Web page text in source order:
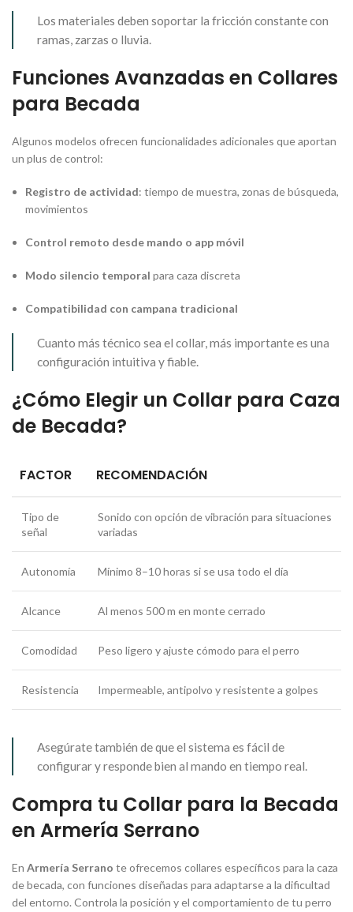
Los materiales deben soportar la fricción constante con
ramas, zarzas o lluvia.
Funciones Avanzadas en Collares
para Becada
Algunos modelos ofrecen funcionalidades adicionales que aportan
un plus de control:
Registro de actividad: tiempo de muestra, zonas de búsqueda,
movimientos
Control remoto desde mando o app móvil
Modo silencio temporal para caza discreta
Compatibilidad con campana tradicional
Cuanto más técnico sea el collar, más importante es una
configuración intuitiva y fiable.
¿Cómo Elegir un Collar para Caza
de Becada?
FACTOR RECOMENDACIÓN
Tipo de
señal
Sonido con opción de vibración para situaciones
variadas
Autonomía Mínimo 8–10 horas si se usa todo el día
Alcance Al menos 500 m en monte cerrado
Comodidad Peso ligero y ajuste cómodo para el perro
Resistencia Impermeable, antipolvo y resistente a golpes
Asegúrate también de que el sistema es fácil de
configurar y responde bien al mando en tiempo real.
Compra tu Collar para la Becada
en Armería Serrano
En Armería Serrano te ofrecemos collares específicos para la caza
de becada, con funciones diseñadas para adaptarse a la dificultad
del entorno. Controla la posición y el comportamiento de tu perro